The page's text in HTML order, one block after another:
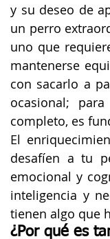
y su deseo de
un perro
uno que
mantenerse
con sacarlo a
ocasional;
completo, es
El
desafíen a tu
emocional y
inteligencia y
tienen algo que
¿Por qué es